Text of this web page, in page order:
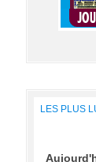
LES PLUS